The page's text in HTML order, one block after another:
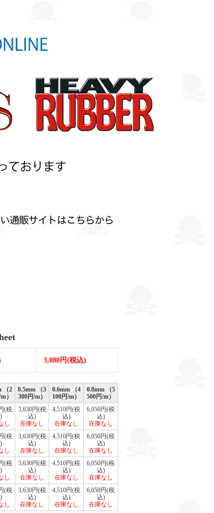
3,080円(税込)
（2
）
0.5mm （3
300円/m）
0.6mm （4
100円/m）
0.8mm （5
500円/m）
(税
し
3,630円(税
込)
在庫なし
4,510円(税
込)
在庫なし
6,050円(税
込)
在庫なし
(税
し
3,630円(税
込)
在庫なし
4,510円(税
込)
在庫なし
6,050円(税
込)
在庫なし
(税
し
3,630円(税
込)
在庫なし
4,510円(税
込)
在庫なし
6,050円(税
込)
在庫なし
(税
し
3,630円(税
込)
在庫なし
4,510円(税
込)
在庫なし
6,050円(税
込)
在庫なし